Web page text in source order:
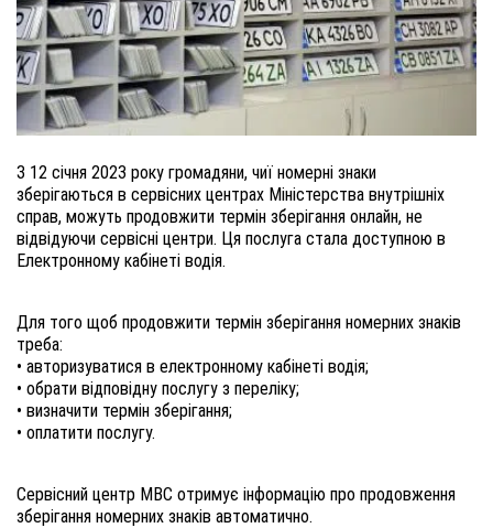
З 12 січня 2023 року громадяни, чиї номерні знаки
зберігаються в сервісних центрах Міністерства внутрішніх
справ, можуть продовжити термін зберігання онлайн, не
відвідуючи сервісні центри. Ця послуга стала доступною в
Електронному кабінеті водія.
Для того щоб продовжити термін зберігання номерних знаків
треба:
• авторизуватися в електронному кабінеті водія;
• обрати відповідну послугу з переліку;
• визначити термін зберігання;
• оплатити послугу.
Сервісний центр МВС отримує інформацію про продовження
зберігання номерних знаків автоматично.